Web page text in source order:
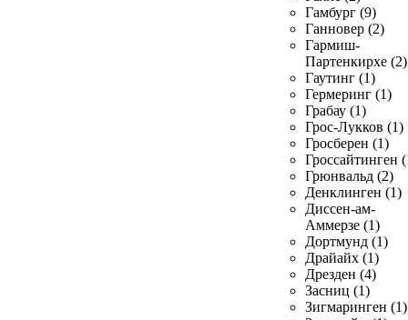
Гамбург (9)
Ганновер (2)
Гармиш-
Партенкирхе (2)
Гаутинг (1)
Гермеринг (1)
Грабау (1)
Грос-Лукков (1)
Гросберен (1)
Гроссайтинген
Грюнвальд (2)
Денклинген (1)
Диссен-ам-
Аммерзе (1)
Дортмунд (1)
Драйайх (1)
Дрезден (4)
Засниц (1)
Зигмаринген (1)